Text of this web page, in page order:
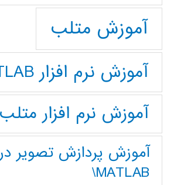
آموزش متلب
آموزش نرم افزار MATLAB
آموزش نرم افزار متلب
آموزش پردازش تصوير در
MATLAB\